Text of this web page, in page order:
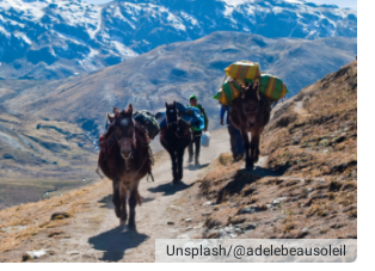
Unsplash/@adelebeausoleil